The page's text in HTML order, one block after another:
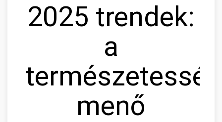
2025 trendek:
a
természetesség
menő